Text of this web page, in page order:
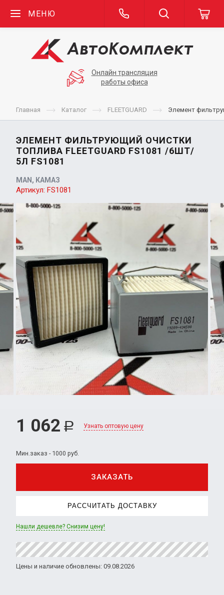
МЕНЮ
Онлайн трансляция
работы офиса
Главная Каталог FLEETGUARD Элемент
ЭЛЕМЕНТ ФИЛЬТРУЮЩИЙ ОЧИСТКИ
ТОПЛИВА FLEETGUARD FS1081 /6ШТ/
5Л FS1081
MAN, КАМАЗ
Артикул: FS1081
1 062 Р Узнать оптовую цену
Мин.заказ - 1000 руб.
ЗАКАЗАТЬ
РАССЧИТАТЬ ДОСТАВКУ
Нашли дешевле? Снизим цену!
Цены и наличие обновлены: 09.08.2026